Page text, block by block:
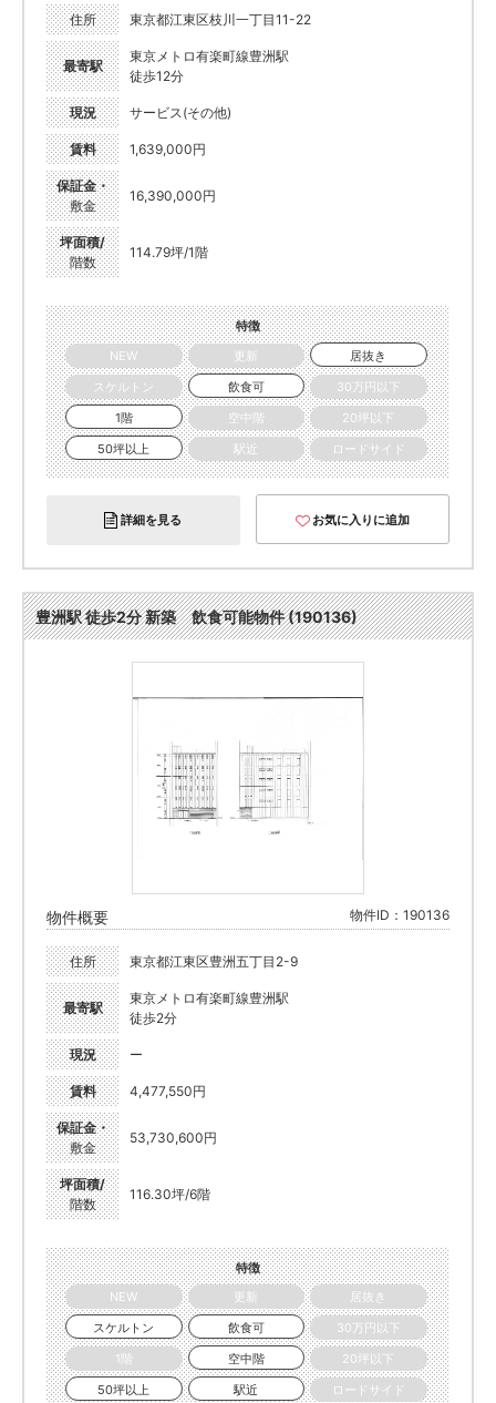
住所 東京都江東区枝川一丁目11-22
最寄駅
東京メトロ有楽町線豊洲駅
徒歩12分
現況 サービス(その他)
賃料 1,639,000円
保証金・
敷金
16,390,000円
坪面積/
階数
114.79坪/1階
特徴
NEW
更新
居抜き
スケルトン
飲食可
30万円以下
1階
空中階
20坪以下
50坪以上
駅近 ロードサイド
詳細を見る お気に入りに追加
豊洲駅 徒歩2分 新築 飲食可能物件 (190136)
物件概要 物件ID：190136
住所 東京都江東区豊洲五丁目2-9
最寄駅
東京メトロ有楽町線豊洲駅
徒歩2分
現況 ー
賃料 4,477,550円
保証金・
敷金
53,730,600円
坪面積/
階数
116.30坪/6階
特徴
NEW
更新
居抜き
スケルトン
飲食可
30万円以下
1階
空中階
20坪以下
50坪以上
駅近 ロードサイド